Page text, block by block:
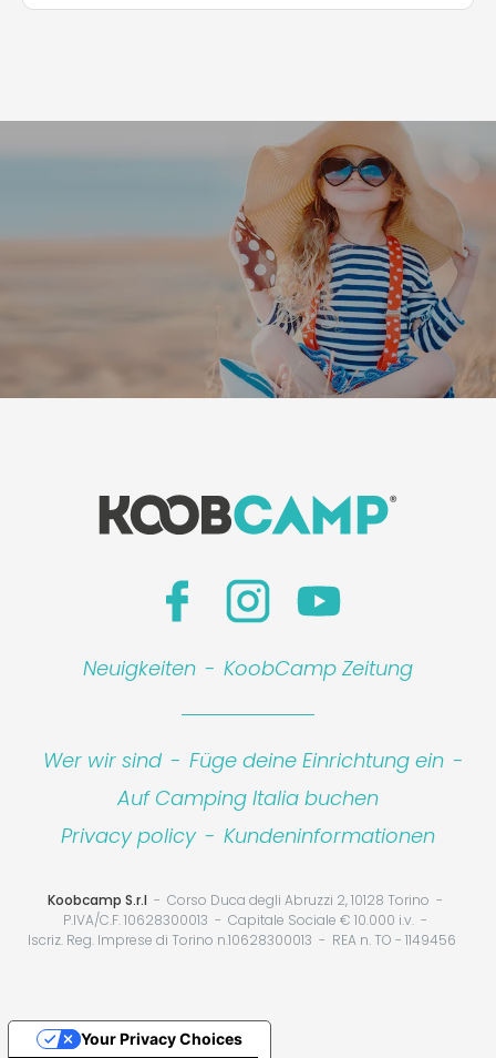
Neuigkeiten - KoobCamp Zeitung
Wer wir sind - Füge deine Einrichtung ein -
Auf Camping Italia buchen
Privacy policy - Kundeninformationen
Koobcamp S.r.l
Corso Duca degli Abruzzi 2, 10128 Torino
P.IVA/C.F. 10628300013
Capitale Sociale € 10.000 i.v.
Iscriz. Reg. Imprese di Torino n.10628300013
REA n. TO - 1149456
Your Privacy Choices